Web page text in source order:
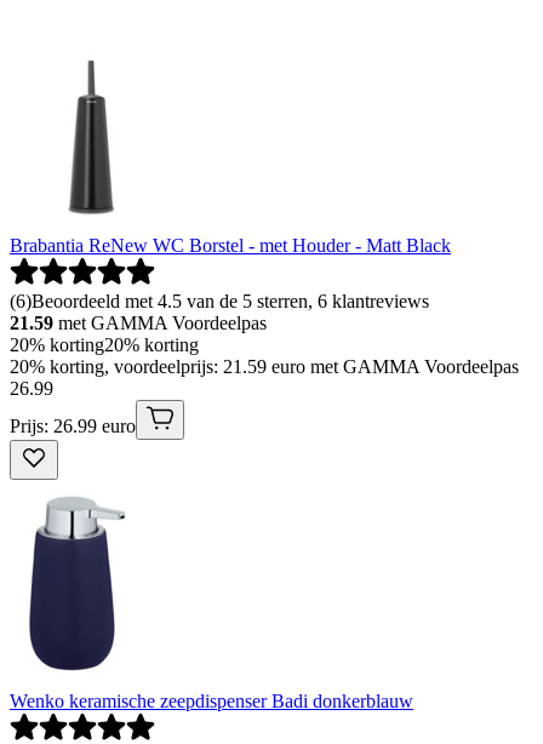
Brabantia ReNew WC Borstel - met Houder - Matt Black
(6)Beoordeeld met 4.5 van de 5 sterren, 6 klantreviews
21.59 met GAMMA Voordeelpas
20% korting20% korting
20% korting, voordeelprijs: 21.59 euro met GAMMA Voordeelpas
26.99
Prijs: 26.99 euro
Wenko keramische zeepdispenser Badi donkerblauw